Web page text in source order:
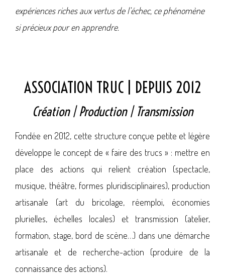
expériences riches aux vertus de l’échec, ce phénomène
si précieux pour en apprendre.
ASSOCIATION TRUC | DEPUIS 2012
Création | Production | Transmission
Fondée en 2012, cette structure conçue petite et légère
développe le concept de « faire des trucs » : mettre en
place des actions qui relient création (spectacle,
musique, théâtre, formes pluridisciplinaires), production
artisanale (art du bricolage, réemploi, économies
plurielles, échelles locales) et transmission (atelier,
formation, stage, bord de scène…) dans une démarche
artisanale et de recherche-action (produire de la
connaissance des actions).